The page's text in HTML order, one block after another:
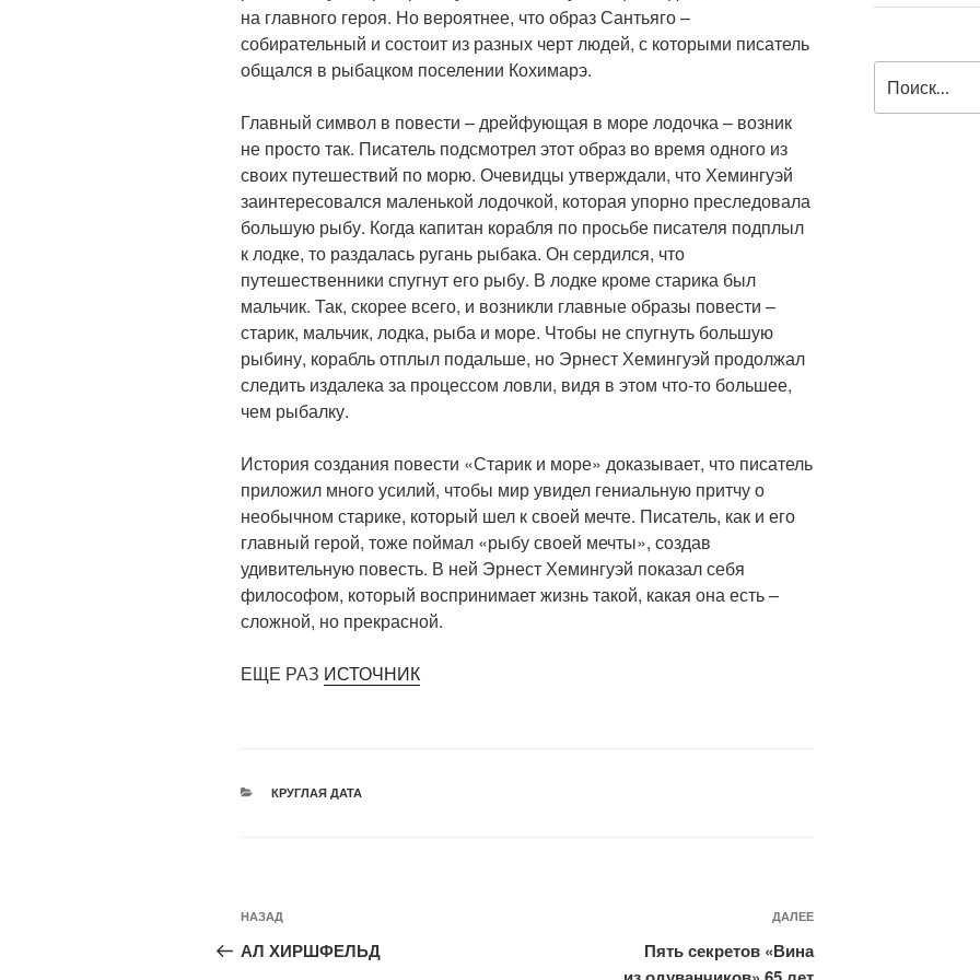
на главного героя. Но вероятнее, что образ Сантьяго –
собирательный и состоит из разных черт людей, с которыми писатель
общался в рыбацком поселении Кохимарэ.
Главный символ в повести – дрейфующая в море лодочка – возник
не просто так. Писатель подсмотрел этот образ во время одного из
своих путешествий по морю. Очевидцы утверждали, что Хемингуэй
заинтересовался маленькой лодочкой, которая упорно преследовала
большую рыбу. Когда капитан корабля по просьбе писателя подплыл
к лодке, то раздалась ругань рыбака. Он сердился, что
путешественники спугнут его рыбу. В лодке кроме старика был
мальчик. Так, скорее всего, и возникли главные образы повести –
старик, мальчик, лодка, рыба и море. Чтобы не спугнуть большую
рыбину, корабль отплыл подальше, но Эрнест Хемингуэй продолжал
следить издалека за процессом ловли, видя в этом что-то большее,
чем рыбалку.
История создания повести «Старик и море» доказывает, что писатель
приложил много усилий, чтобы мир увидел гениальную притчу о
необычном старике, который шел к своей мечте. Писатель, как и его
главный герой, тоже поймал «рыбу своей мечты», создав
удивительную повесть. В ней Эрнест Хемингуэй показал себя
философом, который воспринимает жизнь такой, какая она есть –
сложной, но прекрасной.
ЕЩЕ РАЗ ИСТОЧНИК
РУБРИКИ
КРУГЛАЯ ДАТА
Навигация
по
Предыдущая
запись:
НАЗАД
АЛ ХИРШФЕЛЬД
Следующая
запись
ДАЛЕЕ
Пять секретов «Вина